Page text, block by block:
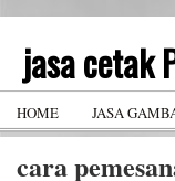
jasa cetak
HOME JASA
cara